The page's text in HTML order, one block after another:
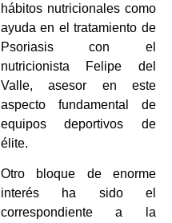
hábitos nutricionales como
ayuda en el tratamiento de
Psoriasis con el
nutricionista Felipe del
Valle, asesor en este
aspecto fundamental de
equipos deportivos de
élite.
Otro bloque de enorme
interés ha sido el
correspondiente a la